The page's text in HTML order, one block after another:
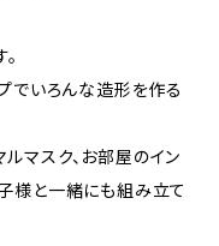
でいろんな造形を作る
マスク、お部屋のイン
様と一緒にも組み立て